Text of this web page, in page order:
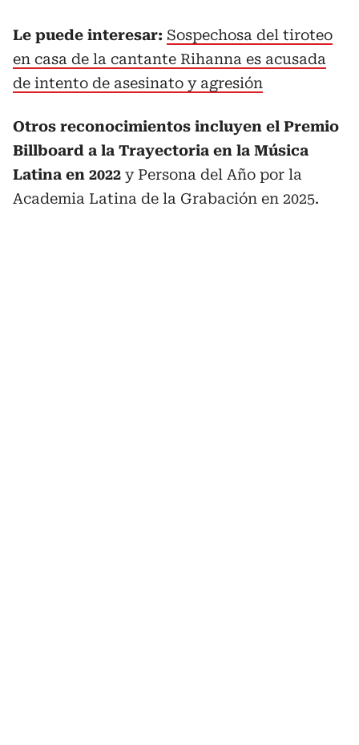
Le puede interesar: Sospechosa del tiroteo
en casa de la cantante Rihanna es acusada
de intento de asesinato y agresión
Otros reconocimientos incluyen el Premio
Billboard a la Trayectoria en la Música
Latina en 2022 y Persona del Año por la
Academia Latina de la Grabación en 2025.